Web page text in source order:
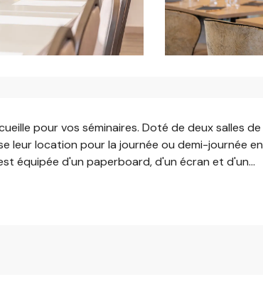
pour vos séminaires. Doté de deux salles de
leur location pour la journée ou demi-journée en
équipée d'un paperboard, d'un écran et d'un...